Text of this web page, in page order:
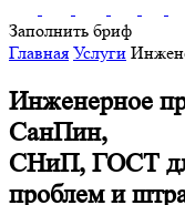
Заполнить бриф
Главная Услуги
Инженерное
СанПин,
СНиП, ГОСТ
проблем и